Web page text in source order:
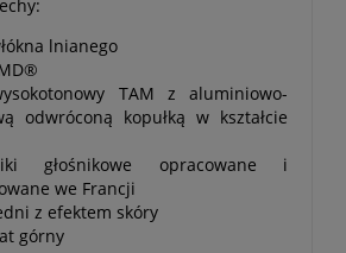
lnianego
TAM z aluminiowo-
odwróconą kopułką w kształcie
głośnikowe opracowane i
we Francji
z efektem skóry
górny